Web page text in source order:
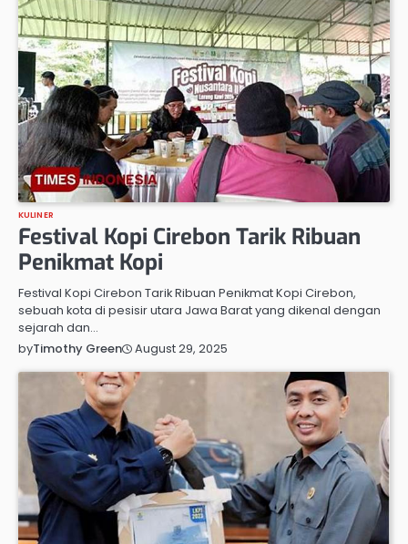
KULINER
Festival Kopi Cirebon Tarik Ribuan
Penikmat Kopi
Festival Kopi Cirebon Tarik Ribuan Penikmat Kopi Cirebon,
sebuah kota di pesisir utara Jawa Barat yang dikenal dengan
sejarah dan…
byTimothy Green August 29, 2025